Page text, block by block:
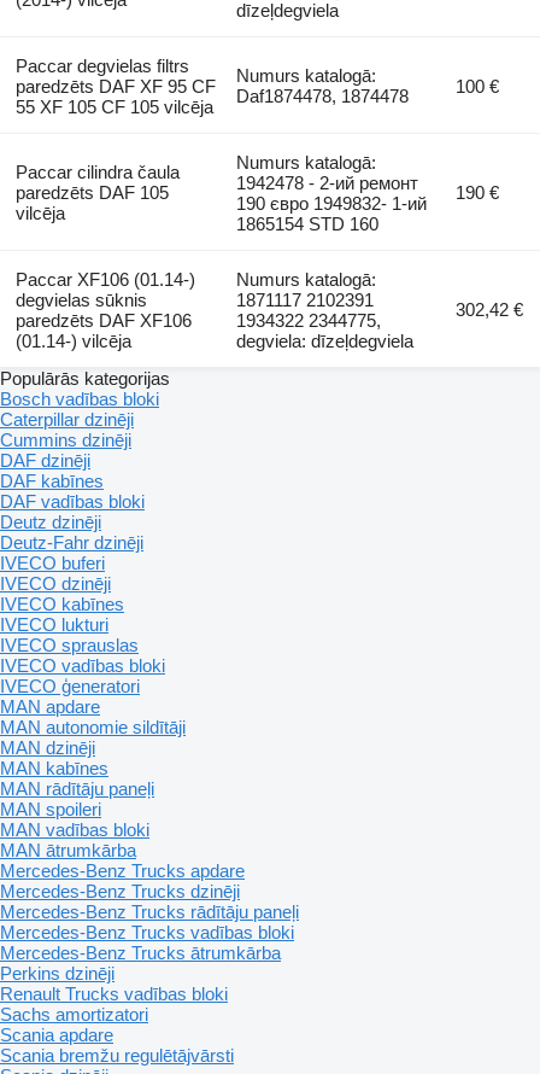
dīzeļdegviela
Paccar degvielas filtrs
paredzēts DAF XF 95 CF
55 XF 105 CF 105 vilcēja
Numurs katalogā:
Daf1874478, 1874478
100 €
Paccar cilindra čaula
paredzēts DAF 105
vilcēja
Numurs katalogā:
1942478 - 2-ий ремонт
190 євро 1949832- 1-ий
1865154 STD 160
190 €
Paccar XF106 (01.14-)
degvielas sūknis
paredzēts DAF XF106
(01.14-) vilcēja
Numurs katalogā:
1871117 2102391
1934322 2344775,
degviela: dīzeļdegviela
302,42 €
Populārās kategorijas
Bosch vadības bloki
Caterpillar dzinēji
Cummins dzinēji
DAF dzinēji
DAF kabīnes
DAF vadības bloki
Deutz dzinēji
Deutz-Fahr dzinēji
IVECO buferi
IVECO dzinēji
IVECO kabīnes
IVECO lukturi
IVECO sprauslas
IVECO vadības bloki
IVECO ģeneratori
MAN apdare
MAN autonomie sildītāji
MAN dzinēji
MAN kabīnes
MAN rādītāju paneļi
MAN spoileri
MAN vadības bloki
MAN ātrumkārba
Mercedes-Benz Trucks apdare
Mercedes-Benz Trucks dzinēji
Mercedes-Benz Trucks rādītāju paneļi
Mercedes-Benz Trucks vadības bloki
Mercedes-Benz Trucks ātrumkārba
Perkins dzinēji
Renault Trucks vadības bloki
Sachs amortizatori
Scania apdare
Scania bremžu regulētājvārsti